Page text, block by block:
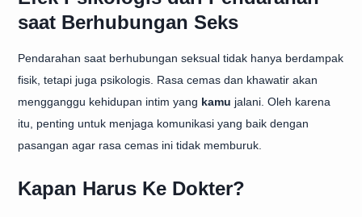
saat Berhubungan Seks
Pendarahan saat berhubungan seksual tidak hanya berdampak
fisik, tetapi juga psikologis. Rasa cemas dan khawatir akan
mengganggu kehidupan intim yang kamu jalani. Oleh karena
itu, penting untuk menjaga komunikasi yang baik dengan
pasangan agar rasa cemas ini tidak memburuk.
Kapan Harus Ke Dokter?